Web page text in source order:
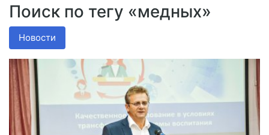
Поиск по тегу «медных»
Новости